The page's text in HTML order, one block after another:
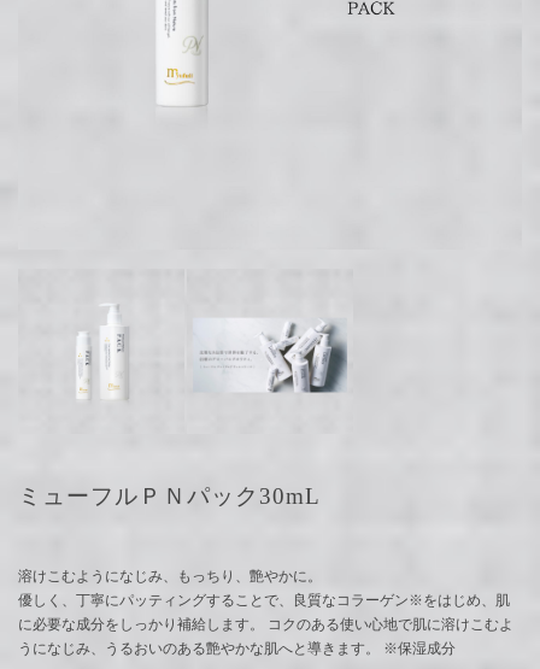
ミューフルＰＮパック30mL
溶けこむようになじみ、もっちり、艶やかに。
優しく、丁寧にパッティングすることで、良質なコラーゲン※をはじめ、肌
に必要な成分をしっかり補給します。 コクのある使い心地で肌に溶けこむよ
うになじみ、うるおいのある艶やかな肌へと導きます。 ※保湿成分